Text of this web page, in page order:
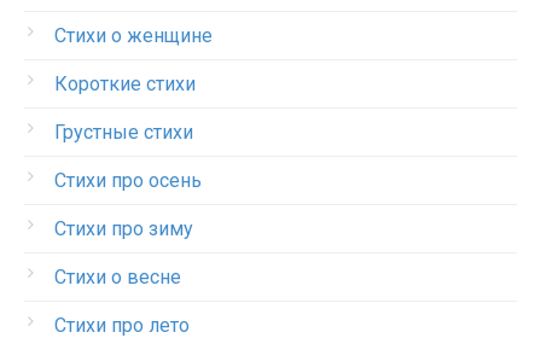
Стихи о женщине
Короткие стихи
Грустные стихи
Стихи про осень
Стихи про зиму
Стихи о весне
Стихи про лето